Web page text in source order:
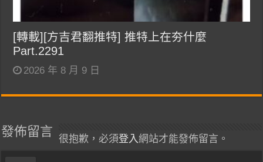
[轉載][方吉君翻推特] 推特上在夯什麼
Part.2291
2026 年 8 月 9 日
發佈留言
很抱歉，必須登入網站才能發佈留言。